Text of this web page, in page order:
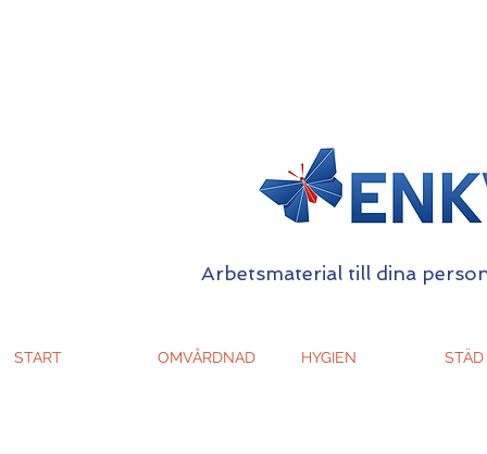
Arbetsmaterial till dina
START OMVÅRDNAD HYGIEN STÄD